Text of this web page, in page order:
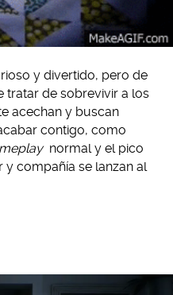
y divertido, pero de
tratar de sobrevivir a los
acechan y buscan
contigo, como
normal y el pico
y compañía se lanzan al